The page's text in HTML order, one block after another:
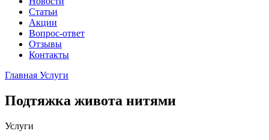
Статьи
Акции
Вопрос-ответ
Отзывы
Контакты
Главная Услуги
Подтяжка живота нитями
Услуги